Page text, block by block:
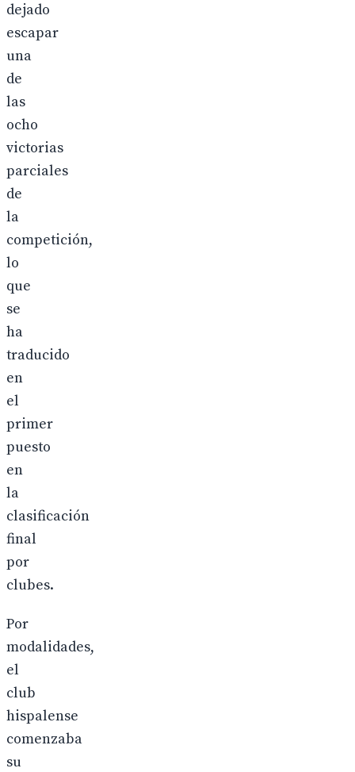
dejado
escapar
una
de
las
ocho
victorias
parciales
de
la
competición,
lo
que
se
ha
traducido
en
el
primer
puesto
en
la
clasificación
final
por
clubes.
Por
modalidades,
el
club
hispalense
comenzaba
su